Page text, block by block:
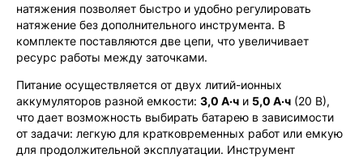
натяжения позволяет быстро и удобно регулировать
натяжение без дополнительного инструмента. В
комплекте поставляются две цепи, что увеличивает
ресурс работы между заточками.
Питание осуществляется от двух литий-ионных
аккумуляторов разной емкости: 3,0 А·ч и 5,0 А·ч (20 В),
что дает возможность выбирать батарею в зависимости
от задачи: легкую для кратковременных работ или емкую
для продолжительной эксплуатации. Инструмент